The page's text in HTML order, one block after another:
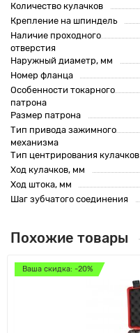
Количество кулачков
Крепление на шпиндель
Наличие проходного
отверстия
Наружный диаметр, мм
Номер фланца
Особенности токарного
патрона
Размер патрона
Тип привода зажимного
механизма
Тип центрирования кулачков
Ход кулачков, мм
Ход штока, мм
Шаг зубчатого соединения
Похожие товары
Ваша скидка: -20%